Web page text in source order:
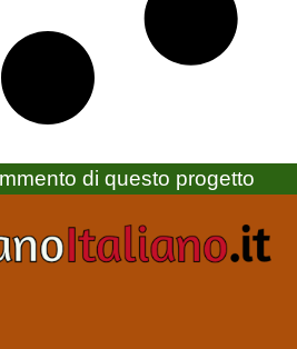
di questo progetto